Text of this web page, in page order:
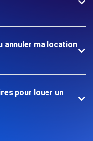
annuler ma location
pour louer un